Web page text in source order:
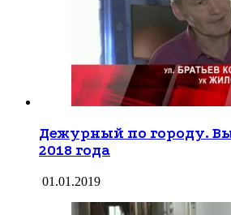
Дежурный по городу.
2018 года
01.01.2019